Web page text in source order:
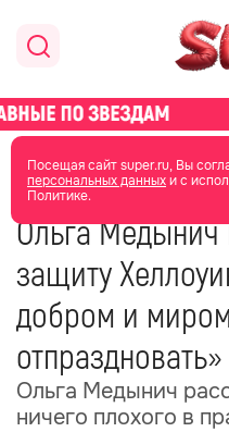
Посещая сайт super.ru, Вы
персональных данныхи с
Политике.
главная новости о
30 октября 2025
Ольга Медынич
защиту
добром и
отпраздновать»
Ольга Медынич
ничего плохого в